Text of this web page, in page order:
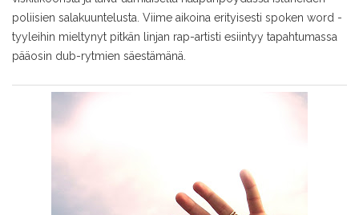
poliisien salakuuntelusta. Viime aikoina erityisesti spoken word -
tyyleihin mieltynyt pitkän linjan rap-artisti esiintyy tapahtumassa
pääosin dub-rytmien säestämänä.